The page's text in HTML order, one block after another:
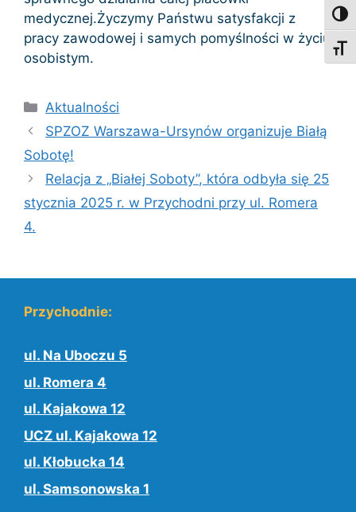
medycznej.Życzymy Państwu satysfakcji z
pracy zawodowej i samych pomyślności w życiu
osobistym.
Kategorie
Aktualności
SPZOZ Warszawa-Ursynów organizuje Białą
Sobotę!
Relacja z „Białej Soboty”, która odbyła się 25
stycznia 2025 r. w Przychodni przy ul. Romera
4.
Przychodnie:
ul. Na Uboczu 5
ul. Romera 4
ul. Kajakowa 12
UCZ ul. Kajakowa 12
ul. Kłobucka 14
ul. Samsonowska 1